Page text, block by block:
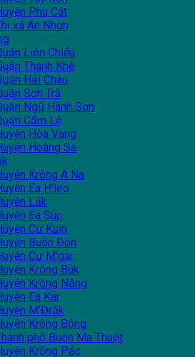
Phù Cát
xã An Nhơn
Liên Chiểu
Thanh Khê
Hải Châu
Sơn Trà
Ngũ Hành Sơn
Cẩm Lệ
Hòa Vang
Hoàng Sa
Krông A Na
Ea H'leo
Lắk
Ea Súp
Cư Kuin
Buôn Đôn
Cư M'gar
Krông Búk
Krông Năng
Ea Kar
M'Đrắk
Krông Bông
phố Buôn Ma Thuột
Krông Pắc